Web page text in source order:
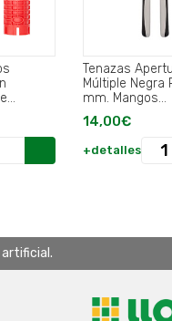
Tenazas
Múltiple Negra
mm. Mangos
Engomados
14,00€
+detalles
artificial.